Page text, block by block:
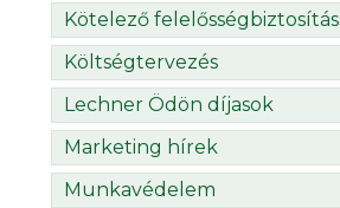
Kötelező felelősségbiztosítás
Költségtervezés
Lechner Ödön díjasok
Marketing hírek
Munkavédelem